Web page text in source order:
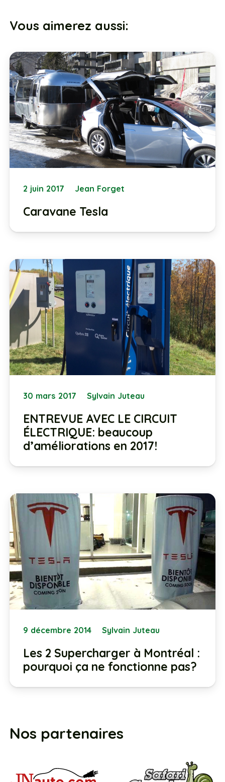
Vous aimerez aussi:
2 juin 2017 Jean Forget
Caravane Tesla
30 mars 2017 Sylvain Juteau
ENTREVUE AVEC LE CIRCUIT
ÉLECTRIQUE: beaucoup
d’améliorations en 2017!
9 décembre 2014 Sylvain Juteau
Les 2 Supercharger à Montréal :
pourquoi ça ne fonctionne pas?
Nos partenaires